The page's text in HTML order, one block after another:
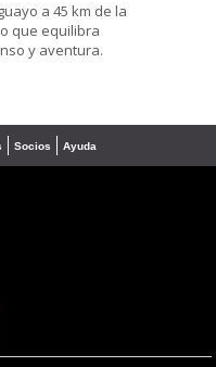
a 45 km de la
que equilibra
y aventura.
Socios Ayuda